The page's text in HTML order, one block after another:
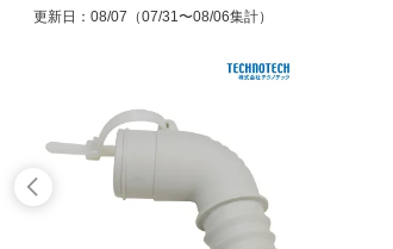
更新日 ： 08/07 （07/31〜08/06集計）